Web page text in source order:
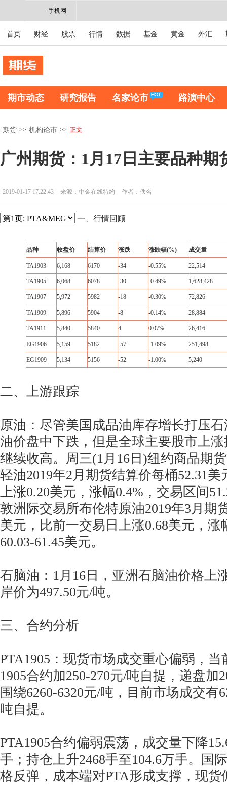
手机网
首页 财经 股票 行情 数据 基金 黄金 外汇
期市动态 研究报告 名家论市 路演中心
期货 >> 机构论市 >> 正文
广州期货：1月17日主要品种期
2019-01-17 17:22:43 来源：中金在线特约 作者：佚名
一、行情回顾
品种 收盘价 结算价 涨跌 涨跌幅(%) 成交量
TA1903 6,168 6170 -34 -0.55% 22,514
TA1905 6,068 6078 -30 -0.49% 1,628,428
TA1907 5,972 5982 -18 -0.30% 72,826
TA1909 5,896 5904 -8 -0.14% 28,884
TA1911 5,840 5840 4 0.07% 26,416
EG1906 5,159 5182 -57 -1.09% 251,498
EG1909 5,134 5156 -52 -1.00% 5,240
二、上游跟踪
原油：尽管美国成品油库存增长打压
油价盘中下跌，但是全球主要股市上
继续收高。周三(1月16日)纽约商品期
轻油2019年2月期货结算价每桶52.31
上涨0.20美元，涨幅0.4%，交易区间
敦洲际交易所布伦特原油2019年3月期
美元，比前一交易日上涨0.68美元，涨
60.03-61.45美元。
石脑油：1月16日，亚洲石脑油价格上
岸价为497.50元/吨。
三、合约分析
PTA1905：现货市场成交重心偏弱，
1905合约加250-270元/吨自提，递盘加
围绕6260-6320元/吨，目前市场成交有
吨自提。
PTA1905合约偏弱震荡，成交量下降
手；持仓上升2468手至104.6万手。国
格反弹，成本端对PTA形成支撑，现